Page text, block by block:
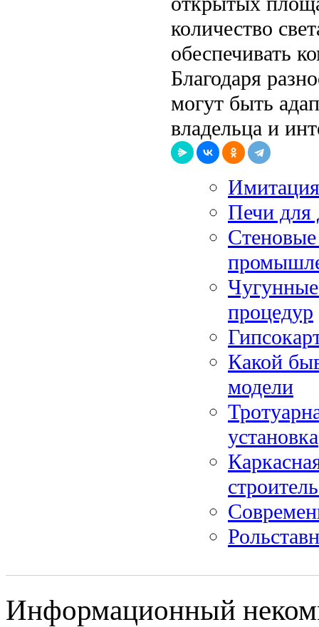
количество
обеспечивать
Благодаря
могут быть
владельца и
Имитация
Печи для
процедур
Какой
модели
установка
Информационный